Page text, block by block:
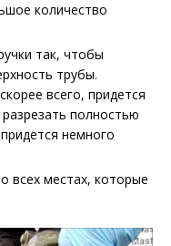
количество
так, чтобы
трубы.
всего, придется
полностью
немного
всех местах, которые